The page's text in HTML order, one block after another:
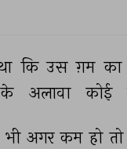
कि उस ग़म का
के अलावा कोई
भी अगर कम हो तो